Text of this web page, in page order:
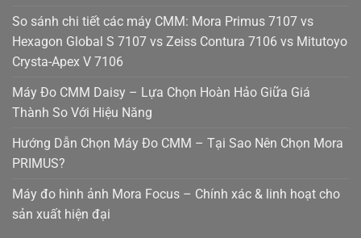
So sánh chi tiết các máy CMM: Mora Primus 7107 vs
Hexagon Global S 7107 vs Zeiss Contura 7106 vs Mitutoyo
Crysta-Apex V 7106
Máy Đo CMM Daisy – Lựa Chọn Hoàn Hảo Giữa Giá
Thành So Với Hiệu Năng
Hướng Dẫn Chọn Máy Đo CMM – Tại Sao Nên Chọn Mora
PRIMUS?
Máy đo hình ảnh Mora Focus – Chính xác & linh hoạt cho
sản xuất hiện đại